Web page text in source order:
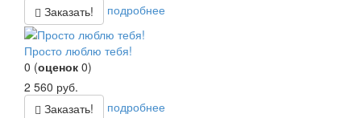
Заказать!
подробнее
Просто люблю тебя!
0 (оценок 0)
2 560 руб.
Заказать!
подробнее